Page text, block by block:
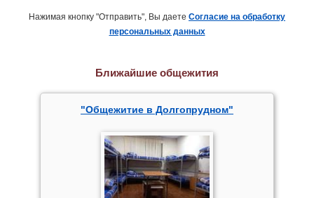
Нажимая кнопку "Отправить", Вы даете Согласие на обработку
персональных данных
Ближайшие общежития
"Общежитие в Долгопрудном"